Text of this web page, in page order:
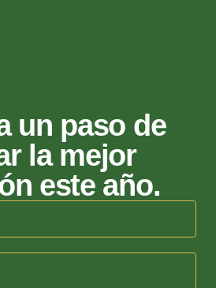
un paso de
la mejor
este año.